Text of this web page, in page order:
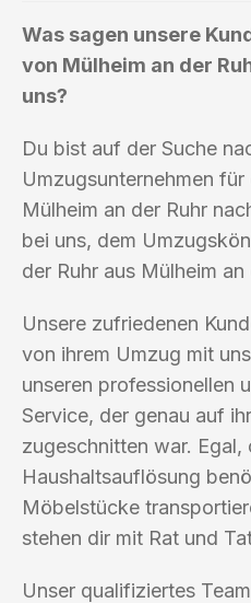
Was sagen unsere
von Mülheim an der
uns?
Du bist auf der Suche
Umzugsunternehmen
Mülheim an der Ruhr
bei uns, dem
der Ruhr aus Mülheim
Unsere zufriedenen
von ihrem Umzug mit
unseren professionellen
Service, der genau auf
zugeschnitten war.
Haushaltsauflösung
Möbelstücke
stehen dir mit Rat und
Unser qualifiziertes